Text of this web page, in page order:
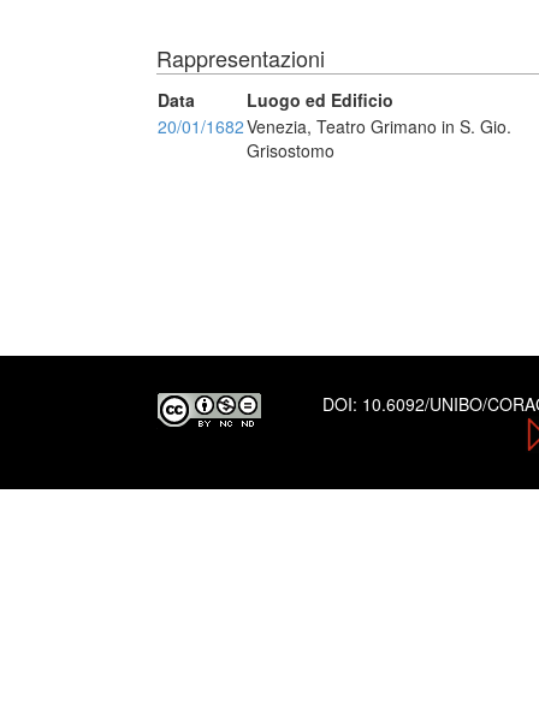
Rappresentazioni
Data
Luogo ed Edificio
20/01/1682Venezia, Teatro Grimano in S. Gio.
Grisostomo
DOI: 10.6092/UNIBO/